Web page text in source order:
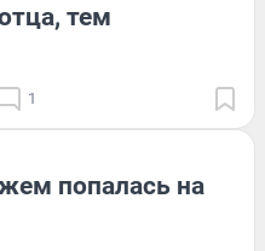
тем
1
попалась на